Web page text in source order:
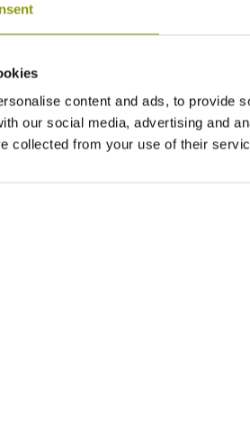
content and ads, to provide
our social media, advertising and
collected from your use of their